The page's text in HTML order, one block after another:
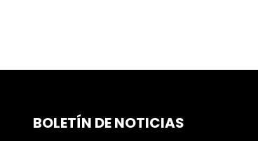
BOLETÍN DE NOTICIAS